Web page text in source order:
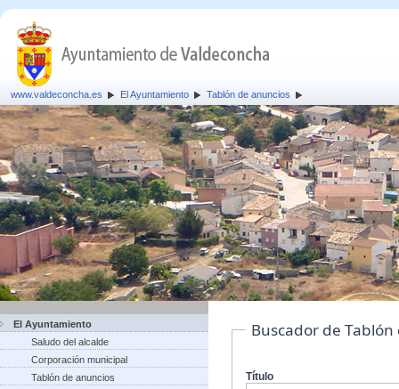
www.valdeconcha.es El Ayuntamiento Tablón de anuncios
El Ayuntamiento
Saludo del alcalde
Corporación municipal
Tablón de anuncios
Buscador de
Título